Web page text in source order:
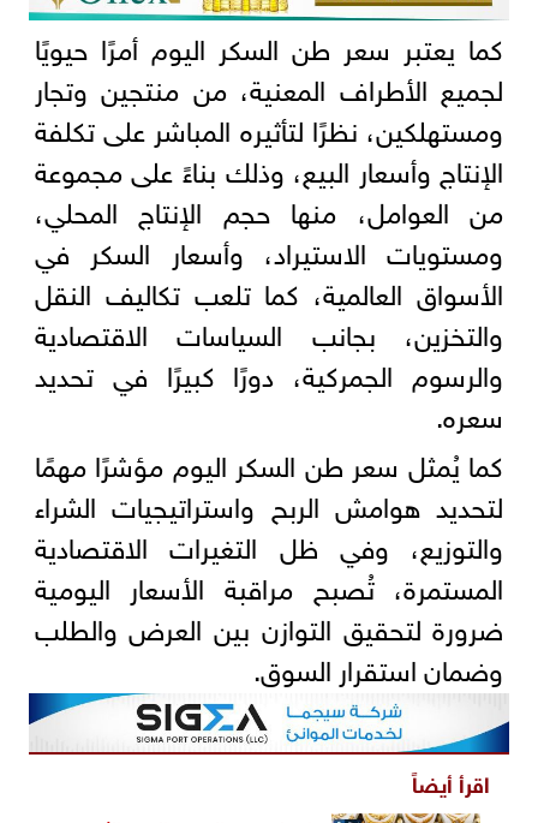
كما يعتبر سعر طن السكر اليوم أمرًا حيويًا
لجميع الأطراف المعنية، من منتجين وتجار
ومستهلكين، نظرًا لتأثيره المباشر على تكلفة
الإنتاج وأسعار البيع، وذلك بناءً على مجموعة
من العوامل، منها حجم الإنتاج المحلي،
ومستويات الاستيراد، وأسعار السكر في
الأسواق العالمية، كما تلعب تكاليف النقل
والتخزين، بجانب السياسات الاقتصادية
والرسوم الجمركية، دورًا كبيرًا في تحديد
سعره.
كما يُمثل سعر طن السكر اليوم مؤشرًا مهمًا
لتحديد هوامش الربح واستراتيجيات الشراء
والتوزيع، وفي ظل التغيرات الاقتصادية
المستمرة، تُصبح مراقبة الأسعار اليومية
ضرورة لتحقيق التوازن بين العرض والطلب
وضمان استقرار السوق.
اقرأ أيضاً